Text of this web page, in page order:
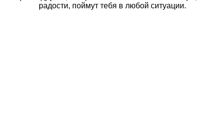
радости, поймут тебя в любой ситуации.